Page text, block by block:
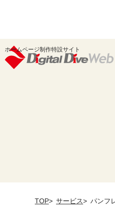
ホームページ制作特設サイト
TOP サービス パンフ